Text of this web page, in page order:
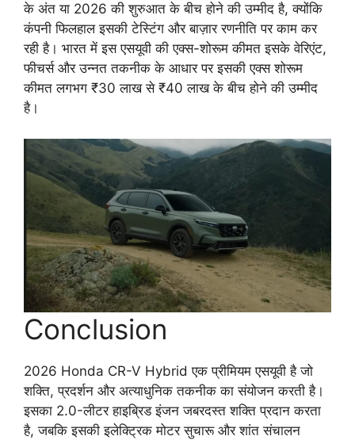
के अंत या 2026 की शुरुआत के बीच होने की उम्मीद है, क्योंकि
कंपनी फिलहाल इसकी टेस्टिंग और बाज़ार रणनीति पर काम कर
रही है। भारत में इस एसयूवी की एक्स-शोरूम कीमत इसके वेरिएंट,
फीचर्स और उन्नत तकनीक के आधार पर इसकी एक्स शोरूम
कीमत लगभग ₹30 लाख से ₹40 लाख के बीच होने की उम्मीद
है।
Conclusion
2026 Honda CR-V Hybrid एक प्रीमियम एसयूवी है जो
शक्ति, प्रदर्शन और अत्याधुनिक तकनीक का संयोजन करती है।
इसका 2.0-लीटर हाइब्रिड इंजन जबरदस्त शक्ति प्रदान करता
है, जबकि इसकी इलेक्ट्रिक मोटर सुचारू और शांत संचालन